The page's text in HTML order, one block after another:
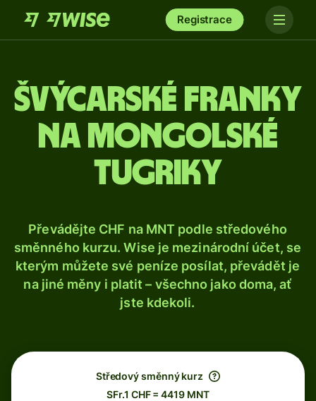
Registrace
Švýcarské franky
na mongolské
tugriky
Převádějte CHF na MNT podle středového
směnného kurzu. Wise je mezinárodní účet, se
kterým můžete své peníze posílat, převádět je
na jiné měny i platit – všechno jako doma, ať
jste kdekoli.
Středový směnný kurz
SFr.1 CHF = 4419 MNT